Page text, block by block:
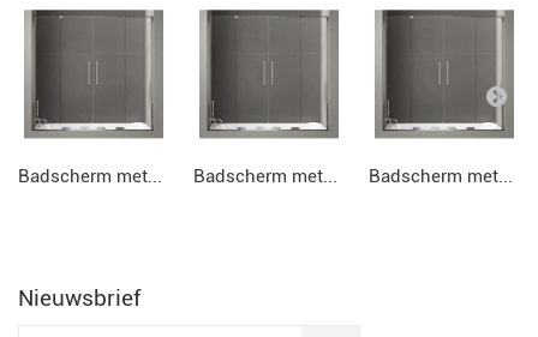
Badscherm met... Badscherm met... Badscherm met...
Nieuwsbrief